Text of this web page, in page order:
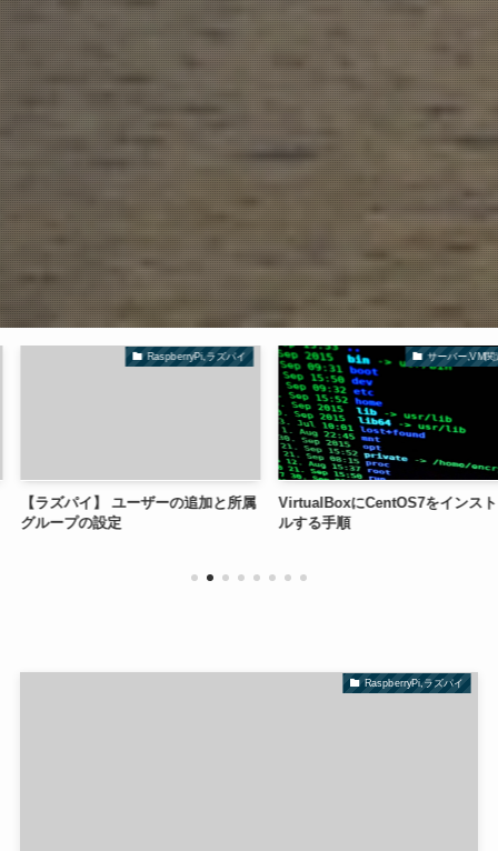
ーの追加と所属
サーバー,VM関連
VirtualBoxにCentOS7をインストー
【ラズパイ】
RaspberryPi,ラズパイ